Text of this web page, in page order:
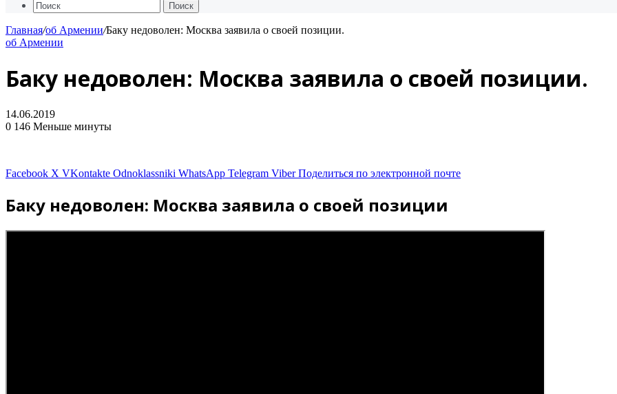
Поиск
Главная/об Армении/Баку недоволен: Москва заявила о своей позиции.
об Армении
Баку недоволен: Москва заявила о своей позиции.
14.06.2019
0 146 Меньше минуты
Facebook X VKontakte Odnoklassniki WhatsApp Telegram Viber Поделиться по электронной почте
Баку недоволен: Москва заявила о своей позиции